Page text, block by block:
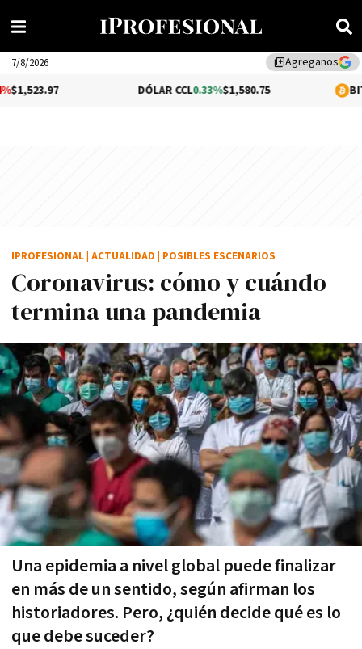
library_addAgreganos
7/8/2026
0.33%$1,580.75 0.86%
Coronavirus: cómo y cuándo
termina una pandemia
Una epidemia a nivel global puede finalizar
en más de un sentido, según afirman los
historiadores. Pero, ¿quién decide qué es lo
que debe suceder?
IPROFESIONAL ACTUALIDAD POSIBLES ESCENARIOS